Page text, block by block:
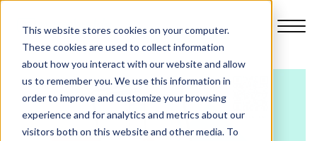
This website stores cookies on your computer.
These cookies are used to collect information
about how you interact with our website and allow
us to remember you. We use this information in
order to improve and customize your browsing
experience and for analytics and metrics about our
visitors both on this website and other media. To
Ominaisuudet